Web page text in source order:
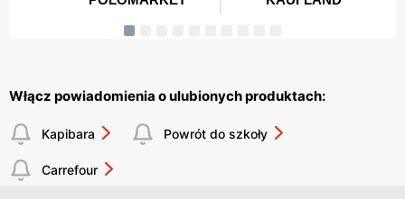
Włącz powiadomienia o ulubionych produktach:
Kapibara Powrót do szkoły
Carrefour